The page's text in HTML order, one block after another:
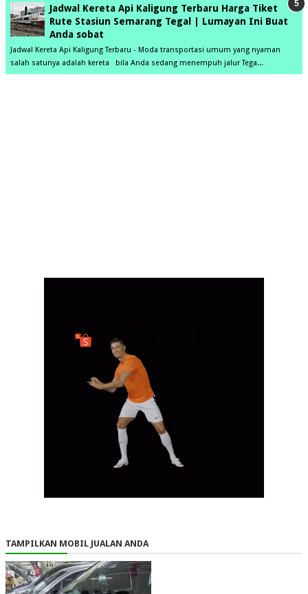
Jadwal Kereta Api Kaligung Terbaru Harga Tiket
Rute Stasiun Semarang Tegal | Lumayan Ini Buat
Anda sobat
Jadwal Kereta Api Kaligung Terbaru - Moda transportasi umum yang nyaman
salah satunya adalah kereta bila Anda sedang menempuh jalur Tega...
TAMPILKAN MOBIL JUALAN ANDA